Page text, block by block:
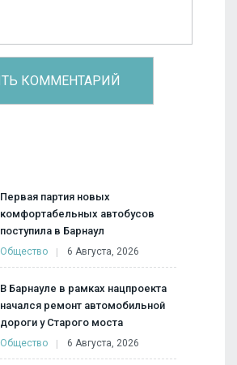
Первая партия новых
комфортабельных автобусов
поступила в Барнаул
Общество 6 Августа, 2026
В Барнауле в рамках нацпроекта
начался ремонт автомобильной
дороги у Старого моста
Общество 6 Августа, 2026